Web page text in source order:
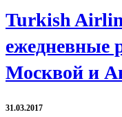
Turkish
ежедневные
Москвой и
31.03.2017